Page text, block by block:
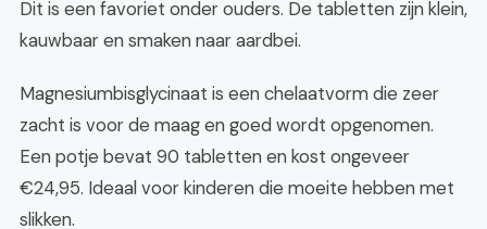
Dit is een favoriet onder ouders. De tabletten zijn klein,
kauwbaar en smaken naar aardbei.
Magnesiumbisglycinaat is een chelaatvorm die zeer
zacht is voor de maag en goed wordt opgenomen.
Een potje bevat 90 tabletten en kost ongeveer
€24,95. Ideaal voor kinderen die moeite hebben met
slikken.